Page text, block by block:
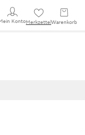
KontoMerkzettel Warenkorb